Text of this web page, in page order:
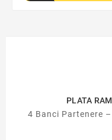
PLATA
4 Banci Partenere